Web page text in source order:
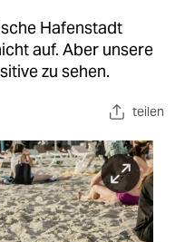
Hafenstadt
auf. Aber unsere
zu sehen.
teilen